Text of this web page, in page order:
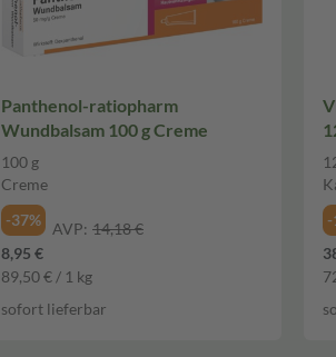
Panthenol-ratiopharm
Wundbalsam 100 g Creme
100 g
Creme
-37%
AVP: 14,18 €
8,95 €
89,50 € / 1 kg
sofort lieferbar
-